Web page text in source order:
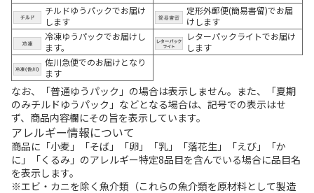
チルドゆうパックでお届け
します
定形外郵便(簡易書留)でお届
けします
冷凍ゆうパックでお届けし
ます。
レターパックライトでお届け
します
佐川急便でのお届けとなり
ます
なお、「普通ゆうパック」の場合は表示しません。また、「夏期
のみチルドゆうパック」などとなる場合は、記号での表示はせ
ず、商品内容欄にその旨を表示しています。
アレルギー情報について
商品に「小麦」「そば」「卵」「乳」「落花生」「えび」「か
に」「くるみ」のアレルギー特定8品目を含んでいる場合に品目名
を表示します。
※エビ・カニを除く魚介類（これらの魚介類を原材料として製造